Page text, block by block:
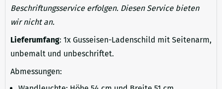
Beschriftungsservice erfolgen. Diesen Service bieten
wir nicht an.
Lieferumfang: 1x Gusseisen-Ladenschild mit Seitenarm,
unbemalt und unbeschriftet.
Abmessungen: